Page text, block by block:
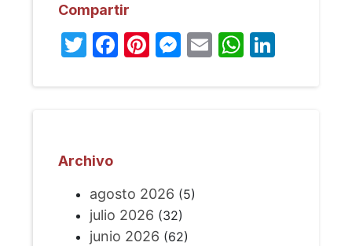
Compartir
Twitter
Facebook
Pinterest
Messenger
Email
Archivo
agosto 2026 (5)
julio 2026 (32)
junio 2026 (62)